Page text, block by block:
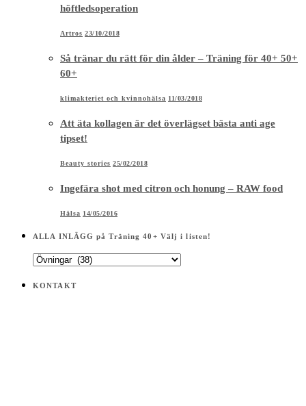
höftledsoperation
Artros 23/10/2018
Så tränar du rätt för din ålder – Träning för 40+ 50+
60+
klimakteriet och kvinnohälsa 11/03/2018
Att äta kollagen är det överlägset bästa anti age
tipset!
Beauty stories 25/02/2018
Ingefära shot med citron och honung – RAW food
Hälsa 14/05/2016
ALLA INLÄGG på Träning 40+ Välj i listen!
ALLA
på
KONTAKT